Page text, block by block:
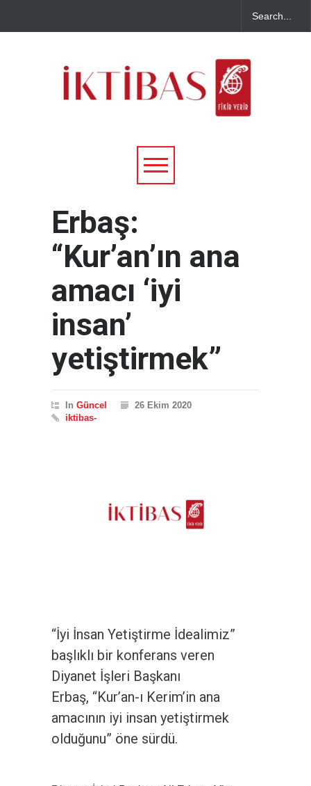
Erbaş:
“Kur’an’ın ana
amacı ‘iyi
insan’
yetiştirmek”
In Güncel
26 Ekim 2020
iktibas-
“İyi İnsan Yetiştirme İdealimiz”
başlıklı bir konferans veren
Diyanet İşleri Başkanı
Erbaş, “Kur’an-ı Kerim’in ana
amacının iyi insan yetiştirmek
olduğunu” öne sürdü.